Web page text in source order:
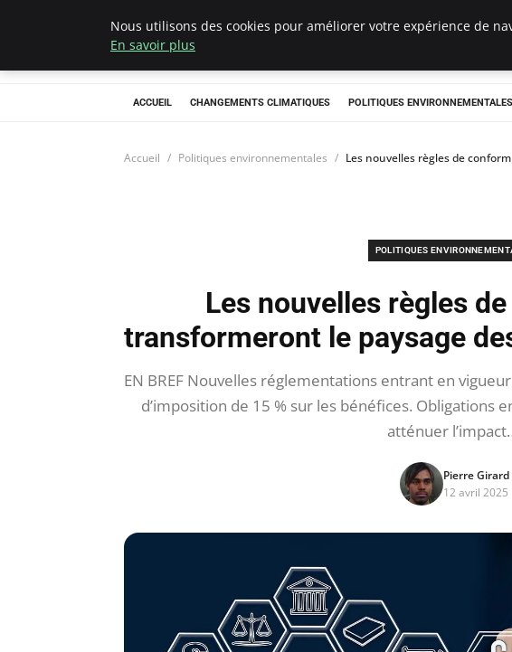
ACCUEIL CHANGEMENTS CLIMATIQUES POLITIQUES ENVIRONNEMENTALES
Accueil Politiques environnementales Les nouvelles règles de
POLITIQUES
Les nouvelles règles
transformeront le paysage
EN BREF Nouvelles réglementations entrant en
d’imposition de 15 % sur les bénéfices. Obligations
atténuer
Pierre Girard
12 avril 2025
Nous utilisons des cookies pour améliorer votre expérience de
En savoir plus